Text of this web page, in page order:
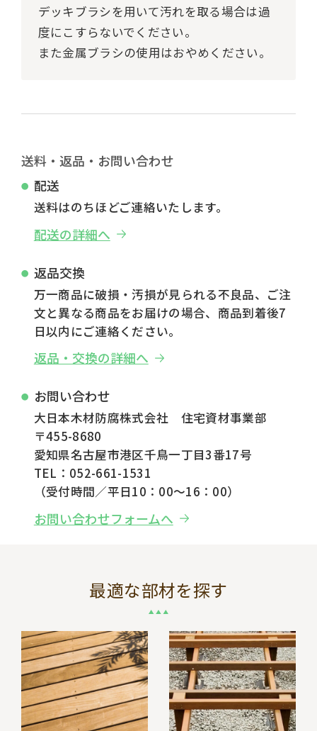
デッキブラシを用いて汚れを取る場合は過
度にこすらないでください。
また金属ブラシの使用はおやめください。
送料・返品・お問い合わせ
配送
送料はのちほどご連絡いたします。
配送の詳細へ
返品交換
万一商品に破損・汚損が見られる不良品、ご注
文と異なる商品をお届けの場合、商品到着後7
日以内にご連絡ください。
返品・交換の詳細へ
お問い合わせ
大日本木材防腐株式会社 住宅資材事業部
〒455-8680
愛知県名古屋市港区千鳥一丁目3番17号
TEL：052-661-1531
（受付時間／平日10：00～16：00）
お問い合わせフォームへ
最適な部材を探す